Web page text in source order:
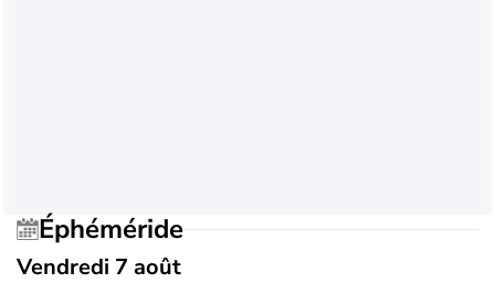
Éphéméride
Vendredi 7 août